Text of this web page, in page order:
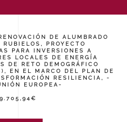
DE ALUMBRADO
PROYECTO
PARA INVERSIONES A
LOCALES DE ENERGÍA
DE RETO DEMOGRÁFICO
EN EL MARCO DEL PLAN DE
RESILIENCIA, -
EUROPEA-